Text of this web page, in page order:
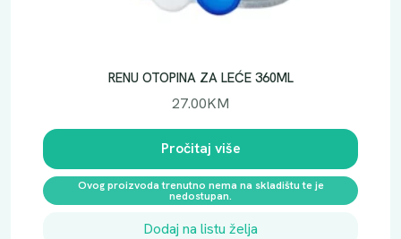
RENU OTOPINA ZA LEĆE 360ML
27.00KM
Pročitaj više
Ovog proizvoda trenutno nema na skladištu te je
nedostupan.
Dodaj na listu želja